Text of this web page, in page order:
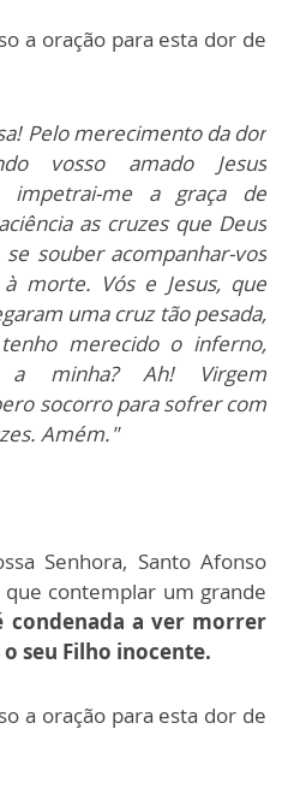
a oração para esta dor de
Pelo merecimento da dor
vosso amado Jesus
impetrai-me a graça de
as cruzes que Deus
souber acompanhar-vos
morte. Vós e Jesus, que
uma cruz tão pesada,
merecido o inferno,
a minha? Ah! Virgem
socorro para sofrer com
Amém."
Senhora, Santo Afonso
contemplar um grande
condenada a ver morrer
seu Filho inocente.
a oração para esta dor de